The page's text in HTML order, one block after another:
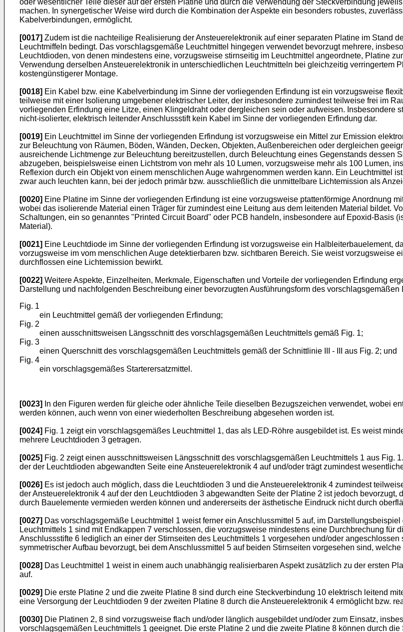
oder wesentlicher Teile dieser auf der ersten Platine und durch die Verwendung der Steckverbindung
machen. In synergetischer Weise wird durch die Kombination der Aspekte ein besonders robustes,
Kabelverbindungen, ermöglicht.
[0017] Zudem ist die nachteilige Realisierung der Ansteuerelektronik auf einer separaten Platine im Stand
Leuchtmiffeln bedingt. Das vorschlagsgemäße Leuchtmittel hingegen verwendet bevorzugt mehrere,
Leuchtdioden, von denen mindestens eine, vorzugsweise stirnseitig im Leuchtmittel angeordnete, Platine
Verwendung derselben Ansteuerelektronik in unterschiedlichen Leuchtmitteln bei gleichzeitig verringertem
kostengünstigerer Montage.
[0018] Ein Kabel bzw. eine Kabelverbindung im Sinne der vorliegenden Erfindung ist ein vorzugsweise
teilweise mit einer Isolierung umgebener elektrischer Leiter, der insbesondere zumindest teilweise frei im
vorliegenden Erfindung eine Litze, einen Klingeldraht oder dergleichen sein oder aufweisen. Insbesondere
nicht-isolierter, elektrisch leitender Anschlussstift kein Kabel im Sinne der vorliegenden Erfindung dar.
[0019] Ein Leuchtmittel im Sinne der vorliegenden Erfindung ist vorzugsweise ein Mittel zur Emission
zur Beleuchtung von Räumen, Böden, Wänden, Decken, Objekten, Außenbereichen oder dergleichen
ausreichende Lichtmenge zur Beleuchtung bereitzustellen, durch Beleuchtung eines Gegenstands dessen
abzugeben, beispielsweise einen Lichtstrom von mehr als 10 Lumen, vorzugsweise mehr als 100 Lumen,
Reflexion durch ein Objekt von einem menschlichen Auge wahrgenommen werden kann. Ein Leuchtmittel
zwar auch leuchten kann, bei der jedoch primär bzw. ausschließlich die unmittelbare Lichtemission als
[0020] Eine Platine im Sinne der vorliegenden Erfindung ist eine vorzugsweise ptattenförmige Anordnung
wobei das isolierende Material einen Träger für zumindest eine Leitung aus dem leitenden Material bildet.
Schaltungen, ein so genanntes "Printed Circuit Board" oder PCB handeln, insbesondere auf Epoxid-Basis
Material).
[0021] Eine Leuchtdiode im Sinne der vorliegenden Erfindung ist vorzugsweise ein Halbleiterbauelement,
vorzugsweise im vom menschlichen Auge detektierbaren bzw. sichtbaren Bereich. Sie weist vorzugsweise
durchflossen eine Lichtemission bewirkt.
[0022] Weitere Aspekte, Einzelheiten, Merkmale, Eigenschaften und Vorteile der vorliegenden Erfindung
Darstellung und nachfolgenden Beschreibung einer bevorzugten Ausführungsform des vorschlagsgemäßen
Fig. 1
ein Leuchtmittel gemäß der vorliegenden Erfindung;
Fig. 2
einen ausschnittsweisen Längsschnitt des vorschlagsgemäßen Leuchtmittels gemäß Fig. 1;
Fig. 3
einen Querschnitt des vorschlagsgemäßen Leuchtmittels gemäß der Schnittlinie III - III aus Fig. 2; und
Fig. 4
ein vorschlagsgemäßes Starterersatzmittel.
[0023]
In den Figuren werden für gleiche oder ähnliche Teile dieselben Bezugszeichen verwendet, wobei
werden können, auch wenn von einer wiederholten Beschreibung abgesehen worden ist.
[0024] Fig. 1 zeigt ein vorschlagsgemäßes Leuchtmittel 1, das als LED-Röhre ausgebildet ist. Es weist
mehrere Leuchtdioden 3 getragen.
[0025] Fig. 2 zeigt einen ausschnittsweisen Längsschnitt des vorschlagsgemäßen Leuchtmittels 1 aus Fig.
der der Leuchtdioden abgewandten Seite eine Ansteuerelektronik 4 auf und/oder trägt zumindest
[0026] Es ist jedoch auch möglich, dass die Leuchtdioden 3 und die Ansteuerelektronik 4 zumindest
der Ansteuerelektronik 4 auf der den Leuchtdioden 3 abgewandten Seite der Platine 2 ist jedoch
durch Bauelemente vermieden werden können und andererseits der ästhetische Eindruck nicht durch
[0027] Das vorschlagsgemäße Leuchtmittel 1 weist ferner ein Anschlussmittel 5 auf, im
Leuchtmittels 1 sind mit Endkappen 7 verschlossen, die vorzugsweise mindestens eine Durchbrechung für
Anschlussstifte 6 lediglich an einer der Stirnseiten des Leuchtmittels 1 vorgesehen und/oder
symmetrischer Aufbau bevorzugt, bei dem Anschlussmittel 5 auf beiden Stirnseiten vorgesehen sind,
[0028] Das Leuchtmittel 1 weist in einem auch unabhängig realisierbaren Aspekt zusätzlich zu der ersten
auf.
[0029] Die erste Platine 2 und die zweite Platine 8 sind durch eine Steckverbindung 10 elektrisch leitend
eine Versorgung der Leuchtdioden 9 der zweiten Platine 8 durch die Ansteuerelektronik 4 ermöglicht bzw.
[0030] Die Platinen 2, 8 sind vorzugsweise flach und/oder länglich ausgebildet und/oder zum Einsatz,
vorschlagsgemäßen Leuchtmittels 1 geeignet. Die erste Platine 2 und die zweite Platine 8 können durch